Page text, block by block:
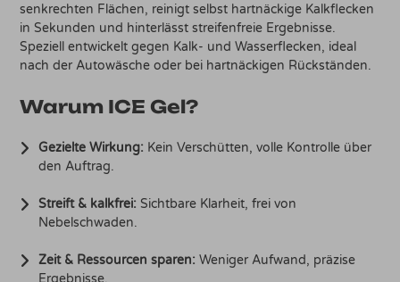
senkrechten Flächen, reinigt selbst hartnäckige Kalkflecken
in Sekunden und hinterlässt streifenfreie Ergebnisse.
Speziell entwickelt gegen Kalk- und Wasserflecken, ideal
nach der Autowäsche oder bei hartnäckigen Rückständen.
Warum ICE Gel?
Gezielte Wirkung: Kein Verschütten, volle Kontrolle über
den Auftrag.
Streift & kalkfrei: Sichtbare Klarheit, frei von
Nebelschwaden.
Zeit & Ressourcen sparen: Weniger Aufwand, präzise